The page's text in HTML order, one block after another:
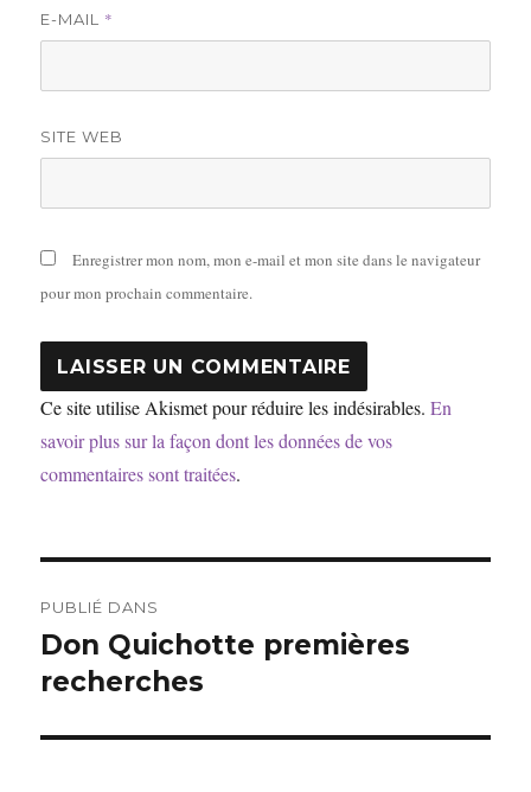
E-MAIL *
SITE WEB
Enregistrer mon nom, mon e-mail et mon site dans le navigateur
pour mon prochain commentaire.
Ce site utilise Akismet pour réduire les indésirables.En
savoir plus sur la façon dont les données de vos
commentaires sont traitées.
de
l’article
PUBLIÉ DANS
Don Quichotte premières
recherches